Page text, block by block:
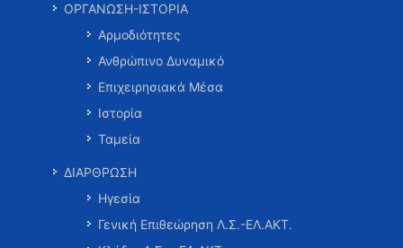
ΟΡΓΑΝΩΣΗ-ΙΣΤΟΡΙΑ
Αρμοδιότητες
Ανθρώπινο Δυναμικό
Επιχειρησιακά Μέσα
Ιστορία
Ταμεία
ΔΙΑΡΘΡΩΣΗ
Ηγεσία
Γενική Επιθεώρηση Λ.Σ.-ΕΛ.ΑΚΤ.